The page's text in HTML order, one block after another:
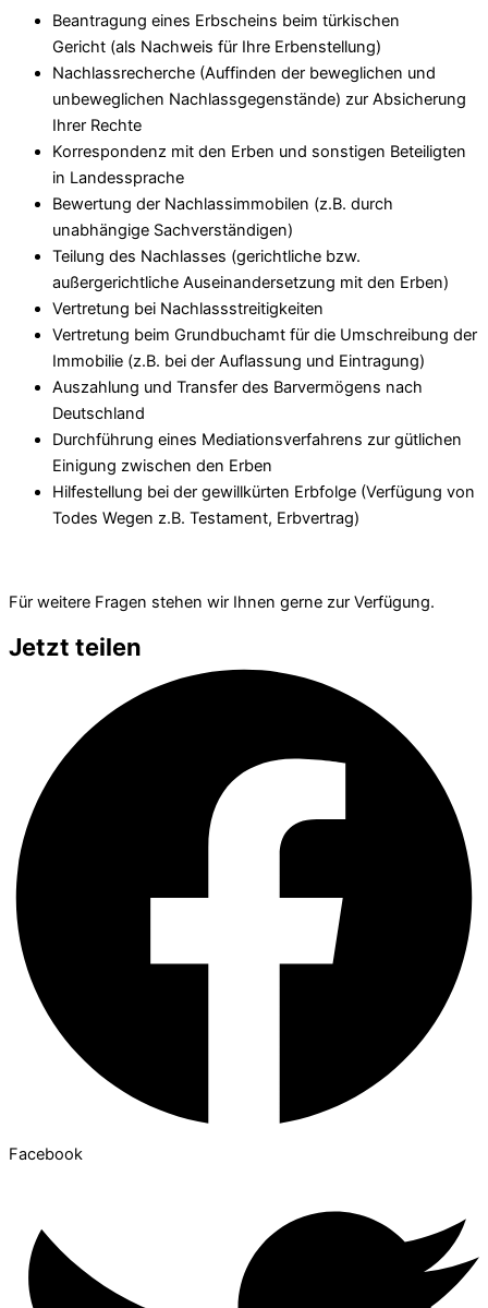
Beantragung eines Erbscheins beim türkischen
Gericht (als Nachweis für Ihre Erbenstellung)
Nachlassrecherche (Auffinden der beweglichen und
unbeweglichen Nachlassgegenstände) zur Absicherung
Ihrer Rechte
Korrespondenz mit den Erben und sonstigen Beteiligten
in Landessprache
Bewertung der Nachlassimmobilen (z.B. durch
unabhängige Sachverständigen)
Teilung des Nachlasses (gerichtliche bzw.
außergerichtliche Auseinandersetzung mit den Erben)
Vertretung bei Nachlassstreitigkeiten
Vertretung beim Grundbuchamt für die Umschreibung der
Immobilie (z.B. bei der Auflassung und Eintragung)
Auszahlung und Transfer des Barvermögens nach
Deutschland
Durchführung eines Mediationsverfahrens zur gütlichen
Einigung zwischen den Erben
Hilfestellung bei der gewillkürten Erbfolge (Verfügung von
Todes Wegen z.B. Testament, Erbvertrag)
Für weitere Fragen stehen wir Ihnen gerne zur Verfügung.
Jetzt teilen
Facebook